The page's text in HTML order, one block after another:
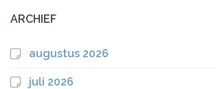
ARCHIEF
augustus 2026
juli 2026